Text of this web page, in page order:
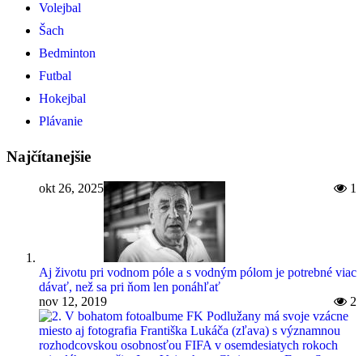
Volejbal
Šach
Bedminton
Futbal
Hokejbal
Plávanie
Najčítanejšie
okt 26, 2025 1
Aj životu pri vodnom póle a s vodným pólom je potrebné viac
dávať, než sa pri ňom len ponáhľať
nov 12, 2019
2